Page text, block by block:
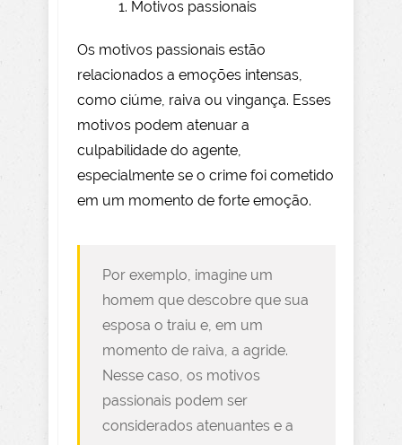
Motivos passionais
Os motivos passionais estão
relacionados a emoções intensas,
como ciúme, raiva ou vingança. Esses
motivos podem atenuar a
culpabilidade do agente,
especialmente se o crime foi cometido
em um momento de forte emoção.
Por exemplo, imagine um
homem que descobre que sua
esposa o traiu e, em um
momento de raiva, a agride.
Nesse caso, os motivos
passionais podem ser
considerados atenuantes e a